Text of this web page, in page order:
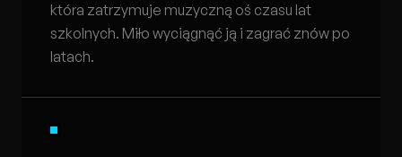
która zatrzymuje muzyczną oś czasu lat
szkolnych. Miło wyciągnąć ją i zagrać znów po
latach.